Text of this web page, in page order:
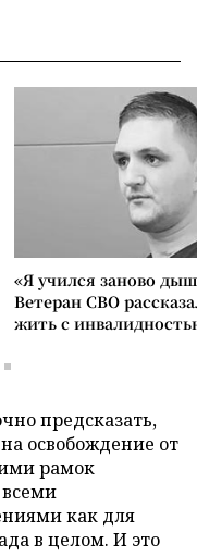
«Я учился заново
Ветеран СВО
жить с
предсказать,
освобождение от
рамок
всеми
как для
в целом. И это